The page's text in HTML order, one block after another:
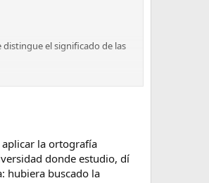
el significado de las
aquí:
la ortografía
donde estudio, dí
hubiera buscado la